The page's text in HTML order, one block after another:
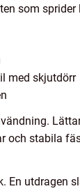
som sprider
med skjutdörr
stabila
utdragen